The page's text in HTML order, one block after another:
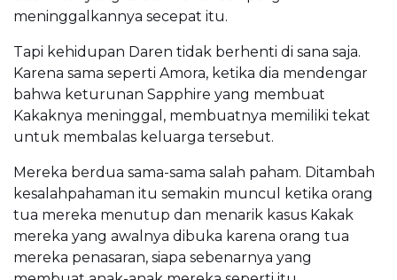
meninggalkannya secepat itu.
Tapi kehidupan Daren tidak berhenti di sana saja.
Karena sama seperti Amora, ketika dia mendengar
bahwa keturunan Sapphire yang membuat
Kakaknya meninggal, membuatnya memiliki tekat
untuk membalas keluarga tersebut.
Mereka berdua sama-sama salah paham. Ditambah
kesalahpahaman itu semakin muncul ketika orang
tua mereka menutup dan menarik kasus Kakak
mereka yang awalnya dibuka karena orang tua
mereka penasaran, siapa sebenarnya yang